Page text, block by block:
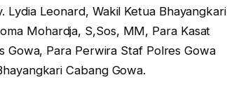
Lydia Leonard, Wakil Ketua Bhayangkari
Mohardja, S,Sos, MM, Para Kasat
Gowa, Para Perwira Staf Polres Gowa
Cabang Gowa.